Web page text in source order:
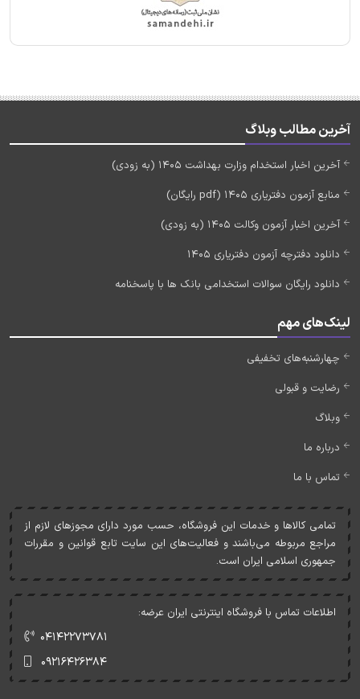
آخرین مطالب وبلاگ
آخرین اخبار استخدام وزارت بهداشت 1405 (به زودی)
منابع آزمون دفتریاری 1405 (pdf رایگان)
آخرین اخبار آزمون وکالت 1405 (به زودی)
دانلود دفترچه آزمون دفتریاری 1405
دانلود رایگان سوالات استخدامی بانک ها با پاسخنامه
لینک‌های مهم
چهارشنبه‌های تخفیفی
رضایت و قبولی
وبلاگ
درباره ما
تماس با ما
تمامی کالاها و خدمات اين فروشگاه، حسب مورد دارای مجوزهای لازم از
مراجع مربوطه می‌باشند و فعاليت‌های اين سايت تابع قوانين و مقررات
جمهوری اسلامی ايران است.
اطلاعات تماس با فروشگاه اینترنتی ایران عرضه:
۰۴۱۴۲۲۷۳۷۸۱
۰۹۲۱۶۴۲۶۳۸۴